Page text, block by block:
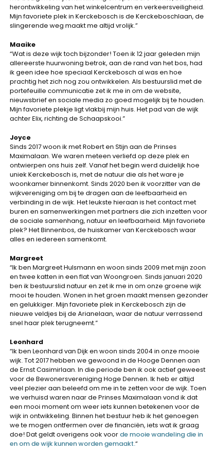
herontwikkeling van het winkelcentrum en verkeersveiligheid.
Mijn favoriete plek in Kerckebosch is de Kerckeboschlaan, de
slingerende weg maakt me altijd vrolijk.”
Maaike
“Wat is deze wijk toch bijzonder! Toen ik 12 jaar geleden mijn
allereerste huurwoning betrok, aan de rand van het bos, had
ik geen idee hoe speciaal Kerckebosch al was en hoe
prachtig het zich nog zou ontwikkelen. Als bestuurslid met de
portefeuille communicatie zet ik me in om de website,
nieuwsbrief en sociale media zo goed mogelijk bij te houden.
Mijn favoriete plekje ligt vlakbij mijn huis. Het pad van de wijk
achter Elix, richting de Schaapskooi.”
Joyce
Sinds 2017 woon ik met Robert en Stijn aan de Prinses
Maximalaan. We waren meteen verliefd op deze plek en
ontwierpen ons huis zelf. Vanaf het begin werd duidelijk hoe
uniek Kerckebosch is, met de natuur die als het ware je
woonkamer binnenkomt. Sinds 2020 ben ik voorzitter van de
wijkvereniging om bij te dragen aan de leefbaarheid en
verbinding in de wijk. Het leukste hieraan is het contact met
buren en samenwerkingen met partners die zich inzetten voor
de sociale samenhang, natuur en leefbaarheid. Mijn favoriete
plek? Het Binnenbos, de huiskamer van Kerckebosch waar
alles en iedereen samenkomt.
Margreet
“Ik ben Margreet Hulsmann en woon sinds 2009 met mijn zoon
en twee katten in een flat van Woongroen. Sinds januari 2020
ben ik bestuurslid natuur en zet ik me in om onze groene wijk
mooi te houden. Wonen in het groen maakt mensen gezonder
en gelukkiger. Mijn favoriete plek in Kerckebosch zijn de
nieuwe veldjes bij de Arianelaan, waar de natuur verrassend
snel haar plek terugneemt.”
Leonhard
“Ik ben Leonhard van Dijk en woon sinds 2004 in onze mooie
wijk. Tot 2017 hebben we gewoond in de Hooge Dennen aan
de Ernst Casimirlaan. In die periode ben ik ook actief geweest
voor de Bewonersvereniging Hoge Dennen. Ik heb er altijd
veel plezier aan beleefd om me in te zetten voor de wijk. Toen
we verhuisd waren naar de Prinses Maximalaan vond ik dat
een mooi moment om weer iets kunnen betekenen voor de
wijk in ontwikkeling. Binnen het bestuur heb ik het genoegen
we te mogen ontfermen over de financiën, iets wat ik graag
doe! Dat geldt overigens ook voor de mooie wandeling die in
en om de wijk kunnen worden gemaakt.“